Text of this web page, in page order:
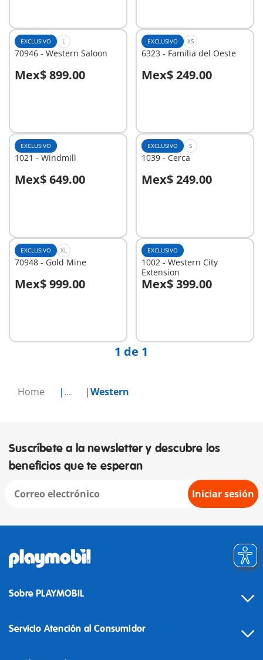
Home ... Western
EXCLUSIVO L
70946 - Western Saloon
Mex$ 899.00
A la cesta
EXCLUSIVO XS
6323 - Familia del Oeste
Mex$ 249.00
A la cesta
EXCLUSIVO
1021 - Windmill
Mex$ 649.00
A la cesta
EXCLUSIVO S
1039 - Cerca
Mex$ 249.00
A la cesta
EXCLUSIVO XL
70948 - Gold Mine
Mex$ 999.00
A la cesta
EXCLUSIVO
1002 - Western City
Extension
Mex$ 399.00
A la cesta
1 de 1
Suscríbete a la newsletter y descubre los
beneficios que te esperan
Iniciar sesión
Sobre PLAYMOBIL
Servicio Atención al Consumidor